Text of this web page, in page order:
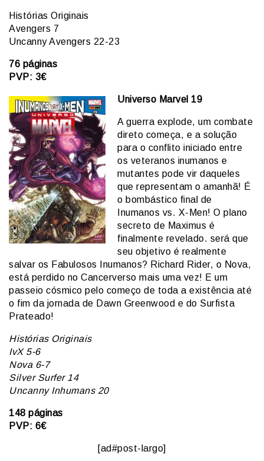
Histórias Originais
Avengers 7
Uncanny Avengers 22-23
76 páginas
PVP: 3€
Universo Marvel 19
A guerra explode, um combate
direto começa, e a solução
para o conflito iniciado entre
os veteranos inumanos e
mutantes pode vir daqueles
que representam o amanhã! É
o bombástico final de
Inumanos vs. X-Men! O plano
secreto de Maximus é
finalmente revelado. será que
seu objetivo é realmente
salvar os Fabulosos Inumanos? Richard Rider, o Nova,
está perdido no Cancerverso mais uma vez! E um
passeio cósmico pelo começo de toda a existência até
o fim da jornada de Dawn Greenwood e do Surfista
Prateado!
Histórias Originais
IvX 5-6
Nova 6-7
Silver Surfer 14
Uncanny Inhumans 20
148 páginas
PVP: 6€
[ad#post-largo]